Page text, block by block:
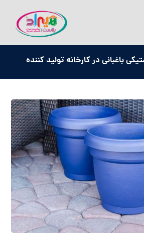
باغبانی در کارخانه تولید کننده